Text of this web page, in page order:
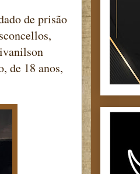
de prisão
de 18 anos,